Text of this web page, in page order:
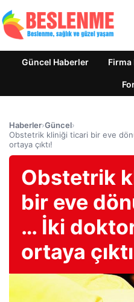
Güncel Haberler Firma
Haberler›Güncel›
Obstetrik kliniği ticari bir eve
ortaya çıktı!
Obstetrik
bir eve
… İki
ortaya